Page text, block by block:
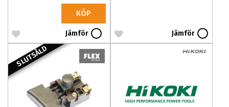
KÖP
Jämför Jämför
SLUTSÅLD